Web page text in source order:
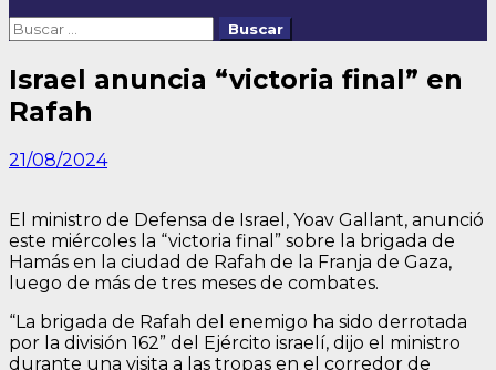
Buscar:
Israel anuncia “victoria final” en
Rafah
21/08/2024
El ministro de Defensa de Israel, Yoav Gallant, anunció
este miércoles la “victoria final” sobre la brigada de
Hamás en la ciudad de Rafah de la Franja de Gaza,
luego de más de tres meses de combates.
“La brigada de Rafah del enemigo ha sido derrotada
por la división 162” del Ejército israelí, dijo el ministro
durante una visita a las tropas en el corredor de